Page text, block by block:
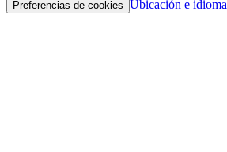
Preferencias de cookies Ubicación e idioma